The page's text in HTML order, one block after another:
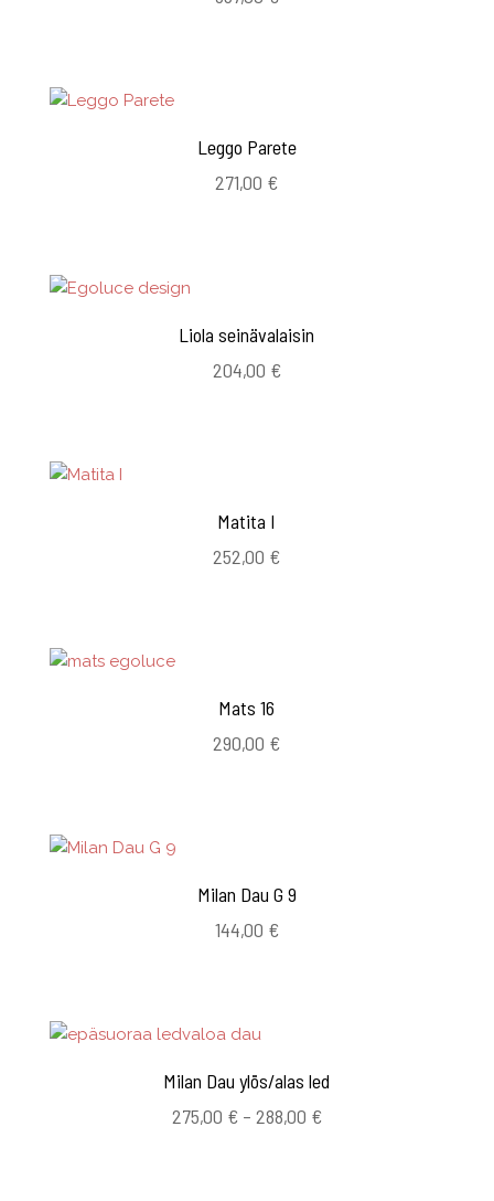
Leggo Parete
271,00 €
Liola seinävalaisin
204,00 €
Matita I
252,00 €
Mats 16
290,00 €
Milan Dau G 9
144,00 €
Milan Dau ylös/alas led
275,00 € – 288,00 €Hintaluokka: